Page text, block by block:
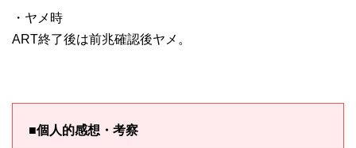
・ヤメ時
ART終了後は前兆確認後ヤメ。
■個人的感想・考察